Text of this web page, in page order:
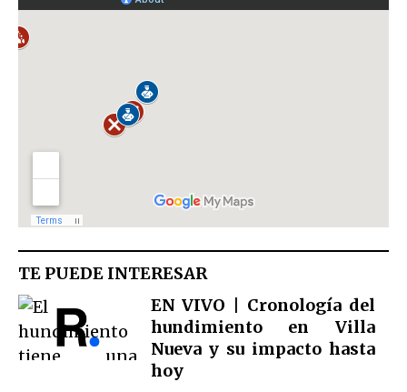
TE PUEDE INTERESAR
EN VIVO | Cronología del
hundimiento en Villa
Nueva y su impacto hasta
hoy